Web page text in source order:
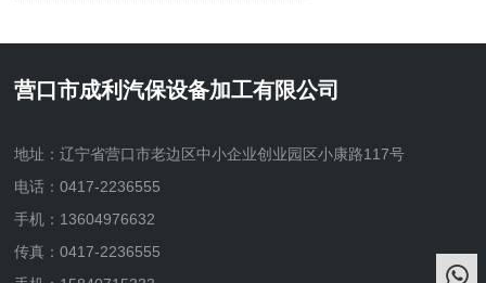
营口市成利汽保设备加工有限公司
地址：辽宁省营口市老边区中小企业创业园区小康路117号
电话：0417-2236555
手机：13604976632
传真：0417-2236555